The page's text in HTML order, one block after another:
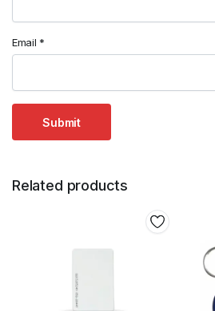
Email *
Related products